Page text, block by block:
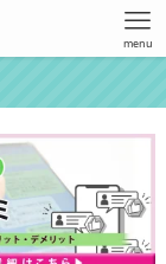
menu